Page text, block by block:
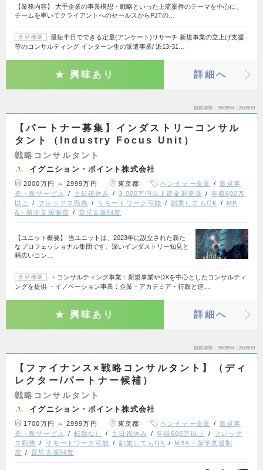
【業務内容】 大手企業の事業構想・戦略といった上流案件のテーマを中心に、
チームを率いてクライアントへのセールスからPJTの…
会社概要
最短半日でできる定量(アンケート)リサーチ 新規事業の立上げ支援
等のコンサルティング インターン生の派遣事業/ 派13-31…
興味あり 詳細へ
掲載期間 26/08/06～26/08/19
【パートナー募集】インダストリーコンサル
タント（Industry Focus Unit）
戦略コンサルタント
イグニション・ポイント株式会社
2000万円 ～ 2999万円 東京都 ベンチャー企業
新規事
業・新サービス
土日祝休み 3,000万円以上資金調達済
年収600万
以上
フレックス勤務 リモートワーク可能 副業してもOK
MB
A・留学支援制度
育児支援制度
【ユニット概要】 当ユニットは、2023年に設立された新た
なプロフェッショナル集団です。深いインダストリー知見と
幅広いコン…
会社概要
・コンサルティング事業：新規事業やDXを中心としたコンサルティ
ングを提供 ・イノベーション事業：企業・アカデミア・行政と連…
興味あり 詳細へ
掲載期間 26/08/06～26/08/19
【ファイナンス×戦略コンサルタント】（ディ
レクター/パートナー候補）
戦略コンサルタント
イグニション・ポイント株式会社
1700万円 ～ 2999万円 東京都 ベンチャー企業
新規事
業・新サービス
転勤なし 土日祝休み 年収600万以上
フレック
ス勤務
リモートワーク可能 副業してもOK
MBA・留学支援制
度
育児支援制度